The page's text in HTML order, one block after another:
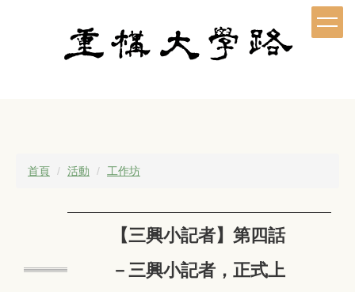
首頁 活動 工作坊
【三興小記者】第四話
－三興小記者，正式上